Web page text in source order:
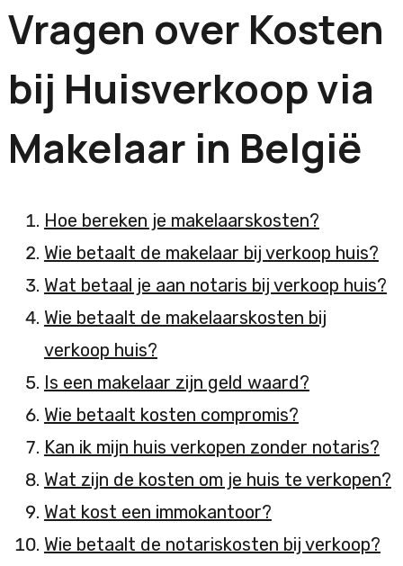
Vragen over Kosten
bij Huisverkoop via
Makelaar in België
Hoe bereken je makelaarskosten?
Wie betaalt de makelaar bij verkoop huis?
Wat betaal je aan notaris bij verkoop huis?
Wie betaalt de makelaarskosten bij
verkoop huis?
Is een makelaar zijn geld waard?
Wie betaalt kosten compromis?
Kan ik mijn huis verkopen zonder notaris?
Wat zijn de kosten om je huis te verkopen?
Wat kost een immokantoor?
Wie betaalt de notariskosten bij verkoop?